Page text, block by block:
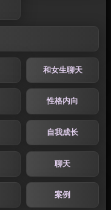
和女生聊天
性格内向
自我成长
聊天
案例